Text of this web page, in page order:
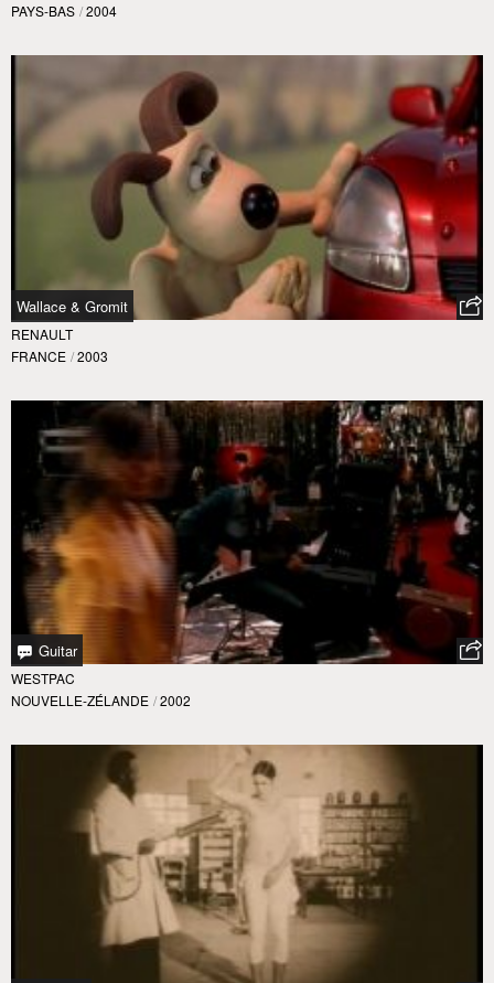
PAYS-BAS / 2004
Wallace & Gromit
RENAULT
FRANCE / 2003
Guitar
WESTPAC
NOUVELLE-ZÉLANDE / 2002